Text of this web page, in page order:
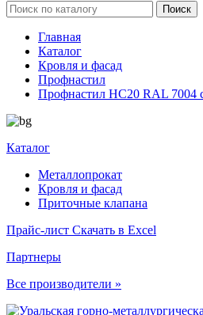
Главная
Каталог
Кровля и фасад
Профнастил
Профнастил НС20 RAL 7004
Каталог
Металлопрокат
Кровля и фасад
Приточные клапана
Прайс-лист Скачать в Excel
Партнеры
Все производители »